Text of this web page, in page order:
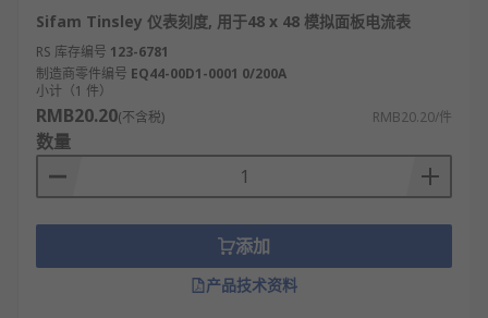
Sifam Tinsley 仪表刻度, 用于48 x 48 模拟面板电流表
RS 库存编号 123-6781
制造商零件编号 EQ44-00D1-0001 0/200A
小计（1 件）
RMB20.20(不含税) RMB20.20/件
数量
添加
产品技术资料